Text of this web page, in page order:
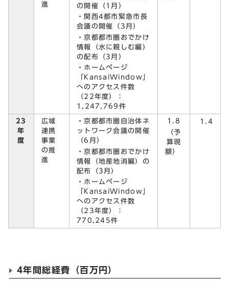
進
の開催（1月）
・関西4都市緊急市長
会議の開催（3月）
・京都都市圏おでかけ
情報（水に親しむ編）
の配布（3月）
・ホームページ
「KansaiWindow」
へのアクセス件数
（22年度）：
1,247,769件
23
年
度
広域
連携
事業
の推
進
・京都都市圏自治体ネ
ットワーク会議の開催
（6月）
・京都都市圏おでかけ
情報（地産地消編）の
配布（3月）
・ホームページ
「KansaiWindow」
へのアクセス件数
（23年度）：
770,245件
1.8
（予
算現
額）
1.4
4年間総経費（百万円）